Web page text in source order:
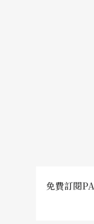
免費訂閱